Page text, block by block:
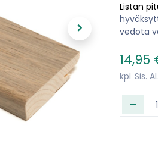
Listan
vedota
14,95
kpl Sis.